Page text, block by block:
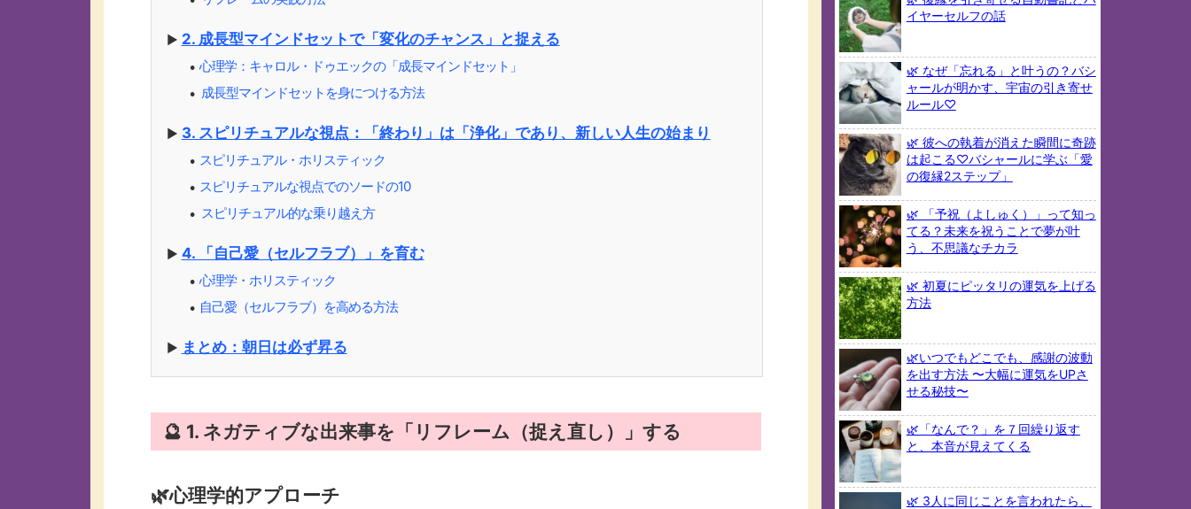
▶︎ 2. 成長型マインドセットで「変化のチャンス」と捉える
⚫︎ 心理学：キャロル・ドゥエックの「成長マインドセット」
⚫︎ ️ 成長型マインドセットを身につける方法
▶︎ 3. スピリチュアルな視点：「終わり」は「浄化」であり、新しい人生の始まり
⚫︎ スピリチュアル・ホリスティック
⚫︎ スピリチュアルな視点でのソードの10
⚫︎ ️ スピリチュアル的な乗り越え方
▶︎ 4. 「自己愛（セルフラブ）」を育む
⚫︎ 心理学・ホリスティック
⚫︎ 自己愛（セルフラブ）を高める方法
▶︎ まとめ：朝日は必ず昇る
🔮 1. ネガティブな出来事を「リフレーム（捉え直し）」する
🌿心理学的アプローチ
イヤーセルフの話
🌿 なぜ「忘れる」と叶うの？バシ
ャールが明かす、宇宙の引き寄せ
ルール♡
🌿 彼への執着が消えた瞬間に奇跡
は起こる♡バシャールに学ぶ「愛
の復縁2ステップ」
🌿 「予祝（よしゅく）」って知っ
てる？未来を祝うことで夢が叶
う、不思議なチカラ
🌿 初夏にピッタリの運気を上げる
方法
🌿いつでもどこでも、感謝の波動
を出す方法 〜大幅に運気をUPさ
せる秘技〜
🌿「なんで？」を７回繰り返す
と、本音が見えてくる
🌿 3人に同じことを言われたら、